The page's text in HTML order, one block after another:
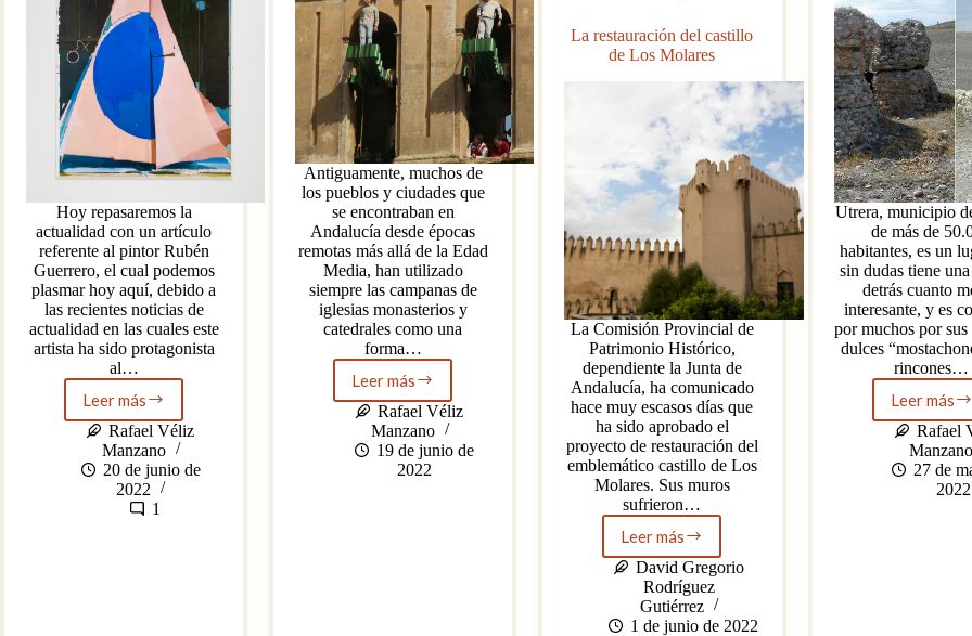
Hoy repasaremos la
actualidad con un artículo
referente al pintor Rubén
Guerrero, el cual podemos
plasmar hoy aquí, debido a
las recientes noticias de
actualidad en las cuales este
artista ha sido protagonista
al…
Leer másRUBEN
GUERRERO,
DE
UTRERA
AL
MUNDO
Rafael Véliz
Manzano
20 de junio de
2022
1
Antiguamente, muchos de
los pueblos y ciudades que
se encontraban en
Andalucía desde épocas
remotas más allá de la Edad
Media, han utilizado
siempre las campanas de
iglesias monasterios y
catedrales como una
forma…
Leer más
¿A
qué
suena
Utrera?
Rafael Véliz
Manzano
19 de junio de
2022
La restauración del castillo
de Los Molares
La Comisión Provincial de
Patrimonio Histórico,
dependiente la Junta de
Andalucía, ha comunicado
hace muy escasos días que
ha sido aprobado el
proyecto de restauración del
emblemático castillo de Los
Molares. Sus muros
sufrieron…
Leer más
La
restauración
del
castillo
de
David Gregorio
Rodríguez
Gutiérrez
1 de junio de 2022
Utrera, municipio
de más de
habitantes, es un
sin dudas tiene
detrás cuanto
interesante, y es
por muchos por sus
dulces
rincones…
Leer más
hecha
Roma
Rafael
Manzano
27 de
2022